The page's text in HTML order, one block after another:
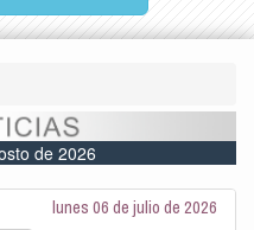
de 2026
lunes 06 de julio de 2026